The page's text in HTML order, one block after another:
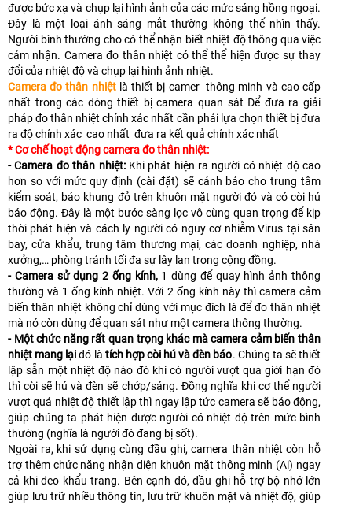
được bức xạ và chụp lại hình ảnh của các mức sáng hồng ngoại.
Đây là một loại ánh sáng mắt thường không thể nhìn thấy.
Người bình thường cho có thể nhận biết nhiệt độ thông qua việc
cảm nhận. Camera đo thân nhiệt có thể thể hiện được sự thay
đổi của nhiệt độ và chụp lại hình ảnh nhiệt.
Camera đo thân nhiệtlà thiết bị camer thông minh và cao cấp
nhất trong các dòng thiết bị camera quan sát Để đưa ra giải
pháp đo thân nhiệt chính xác nhất cần phải lựa chọn thiết bị đưa
ra độ chính xác cao nhất đưa ra kết quả chính xác nhất
* Cơ chế hoạt động camera đo thân nhiệt:
- Camera đo thân nhiệt:Khi phát hiện ra người có nhiệt độ cao
hơn so với mức quy định (cài đặt) sẽ cảnh báo cho trung tâm
kiểm soát, báo khung đỏ trên khuôn mặt người đó và có còi hú
báo động. Đây là một bước sàng lọc vô cùng quan trọng để kịp
thời phát hiện và cách ly người có nguy cơ nhiễm Virus tại sân
bay, cửa khẩu, trung tâm thương mại, các doanh nghiệp, nhà
xưởng,… phòng tránh tối đa sự lây lan trong cộng đồng.
- Camera sử dụng 2 ống kính,1 dùng để quay hình ảnh thông
thường và 1 ống kính nhiệt. Với 2 ống kính này thì camera cảm
biến thân nhiệt không chỉ dùng với mục đích là để đo thân nhiệt
mà nó còn dùng để quan sát như một camera thông thường.
- Một chức năng rất quan trọng khác mà camera cảm biến thân
nhiệt mang lạiđó là tích hợp còi hú và đèn báo. Chúng ta sẽ thiết
lập sẵn một nhiệt độ nào đó khi có người vượt qua giới hạn đó
thì còi sẽ hú và đèn sẽ chớp/sáng. Đồng nghĩa khi cơ thể người
vượt quá nhiệt độ thiết lập thì ngay lập tức camera sẽ báo động,
giúp chúng ta phát hiện được người có nhiệt độ trên mức bình
thường (nghĩa là người đó đang bị sốt).
Ngoài ra, khi sử dụng cùng đầu ghi, camera thân nhiệt còn hỗ
trợ thêm chức năng nhận diện khuôn mặt thông minh (Ai) ngay
cả khi đeo khẩu trang. Bên cạnh đó, đầu ghi hỗ trợ bộ nhớ lớn
giúp lưu trữ nhiều thông tin, lưu trữ khuôn mặt và nhiệt độ, giúp